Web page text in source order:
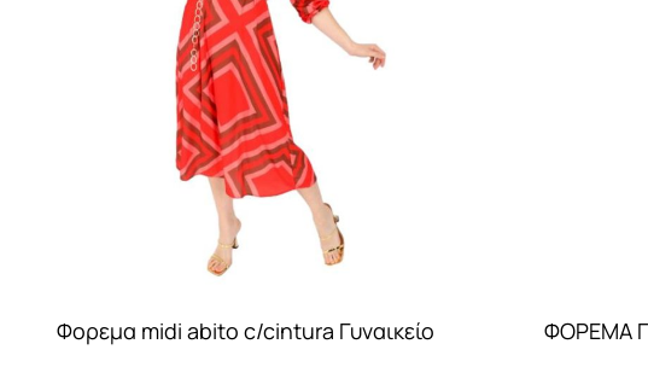
Φορεμα midi abito c/cintura Γυναικείο
ΦΟΡΕΜΑ